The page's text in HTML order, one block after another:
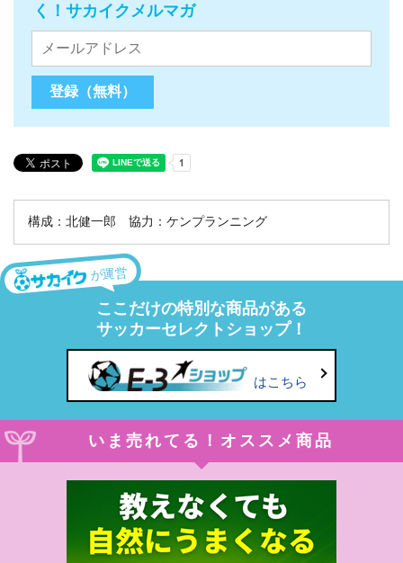
く！サカイクメルマガ
構成：北健一郎 協力：ケンプランニング
が運営
ここだけの特別な商品がある
サッカーセレクトショップ！
はこちら
いま売れてる！オススメ商品